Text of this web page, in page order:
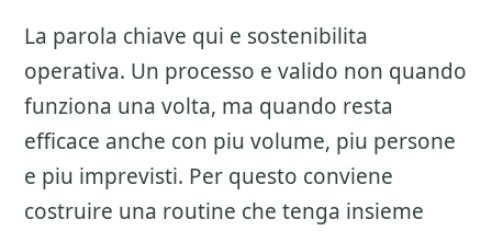
La parola chiave qui e sostenibilita
operativa. Un processo e valido non quando
funziona una volta, ma quando resta
efficace anche con piu volume, piu persone
e piu imprevisti. Per questo conviene
costruire una routine che tenga insieme